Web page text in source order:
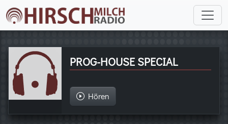
PROG-HOUSE SPECIAL
Hören